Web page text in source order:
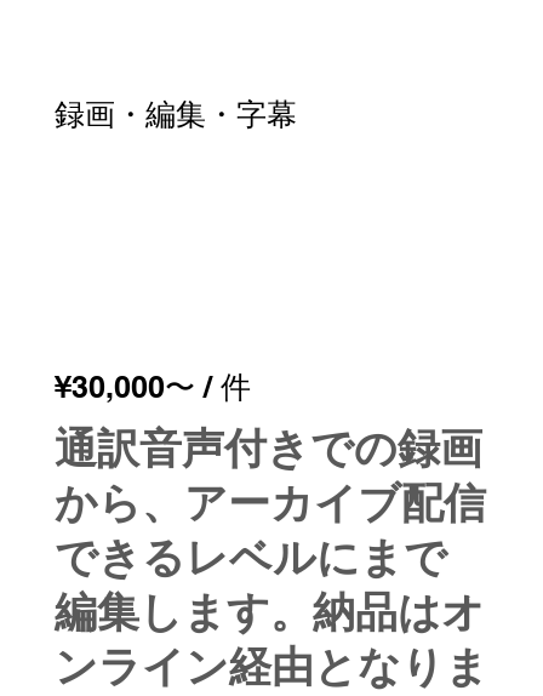
録画・編集・字幕
¥30,000〜​ / 件
通訳音声付きでの録画
から、アーカイブ配信
できるレベルにまで
編集します。納品はオ
ンライン経由となりま